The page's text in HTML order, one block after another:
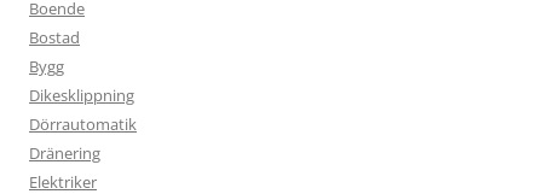
Boende
Bostad
Bygg
Dikesklippning
Dörrautomatik
Dränering
Elektriker